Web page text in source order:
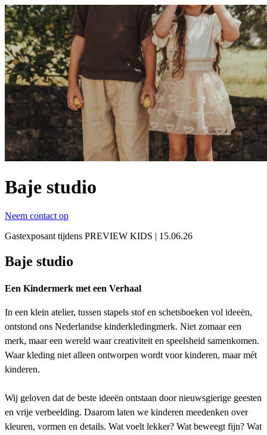
Baje studio
Neem contact op
Gastexposant tijdens PREVIEW KIDS | 15.06.26
Baje studio
Een Kindermerk met een Verhaal
In een klein atelier, tussen stapels stof en schetsboeken vol ideeën,
ontstond ons Nederlandse kinderkledingmerk. Niet zomaar een
merk, maar een wereld waar creativiteit en speelsheid samenkomen.
Waar kleding niet alleen ontworpen wordt voor kinderen, maar mét
kinderen.
Wij geloven dat de beste ideeën ontstaan door nieuwsgierige geesten
en vrije verbeelding. Daarom laten we kinderen meedenken over
kleuren, vormen en details. Wat voelt lekker? Wat beweegt fijn? Wat